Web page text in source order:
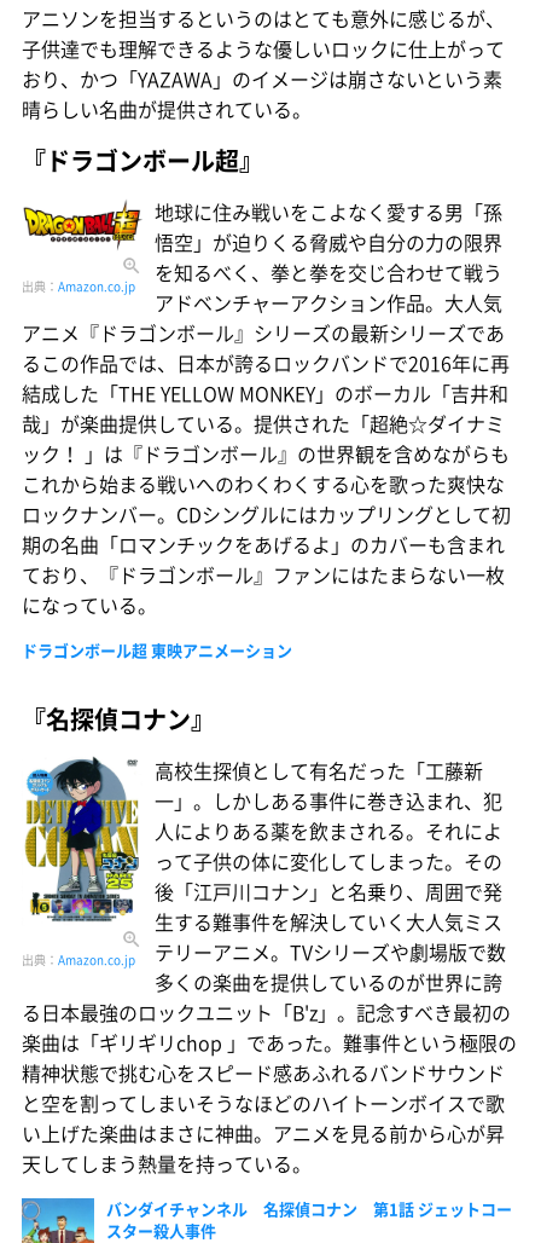
アニソンを担当するというのはとても意外に感じるが、
子供達でも理解できるような優しいロックに仕上がって
おり、かつ「YAZAWA」のイメージは崩さないという素
晴らしい名曲が提供されている。
『ドラゴンボール超』
出典： Amazon.co.jp
地球に住み戦いをこよなく愛する男「孫
悟空」が迫りくる脅威や自分の力の限界
を知るべく、拳と拳を交じ合わせて戦う
アドベンチャーアクション作品。大人気
アニメ『ドラゴンボール』シリーズの最新シリーズであ
るこの作品では、日本が誇るロックバンドで2016年に再
結成した「THE YELLOW MONKEY」のボーカル「吉井和
哉」が楽曲提供している。提供された「超絶☆ダイナミ
ック！ 」は『ドラゴンボール』の世界観を含めながらも
これから始まる戦いへのわくわくする心を歌った爽快な
ロックナンバー。CDシングルにはカップリングとして初
期の名曲「ロマンチックをあげるよ」のカバーも含まれ
ており、『ドラゴンボール』ファンにはたまらない一枚
になっている。
ドラゴンボール超 東映アニメーション
『名探偵コナン』
出典： Amazon.co.jp
高校生探偵として有名だった「工藤新
一」。しかしある事件に巻き込まれ、犯
人によりある薬を飲まされる。それによ
って子供の体に変化してしまった。その
後「江戸川コナン」と名乗り、周囲で発
生する難事件を解決していく大人気ミス
テリーアニメ。TVシリーズや劇場版で数
多くの楽曲を提供しているのが世界に誇
る日本最強のロックユニット「B'z」。記念すべき最初の
楽曲は「ギリギリchop 」であった。難事件という極限の
精神状態で挑む心をスピード感あふれるバンドサウンド
と空を割ってしまいそうなほどのハイトーンボイスで歌
い上げた楽曲はまさに神曲。アニメを見る前から心が昇
天してしまう熱量を持っている。
バンダイチャンネル 名探偵コナン 第1話 ジェットコー
スター殺人事件